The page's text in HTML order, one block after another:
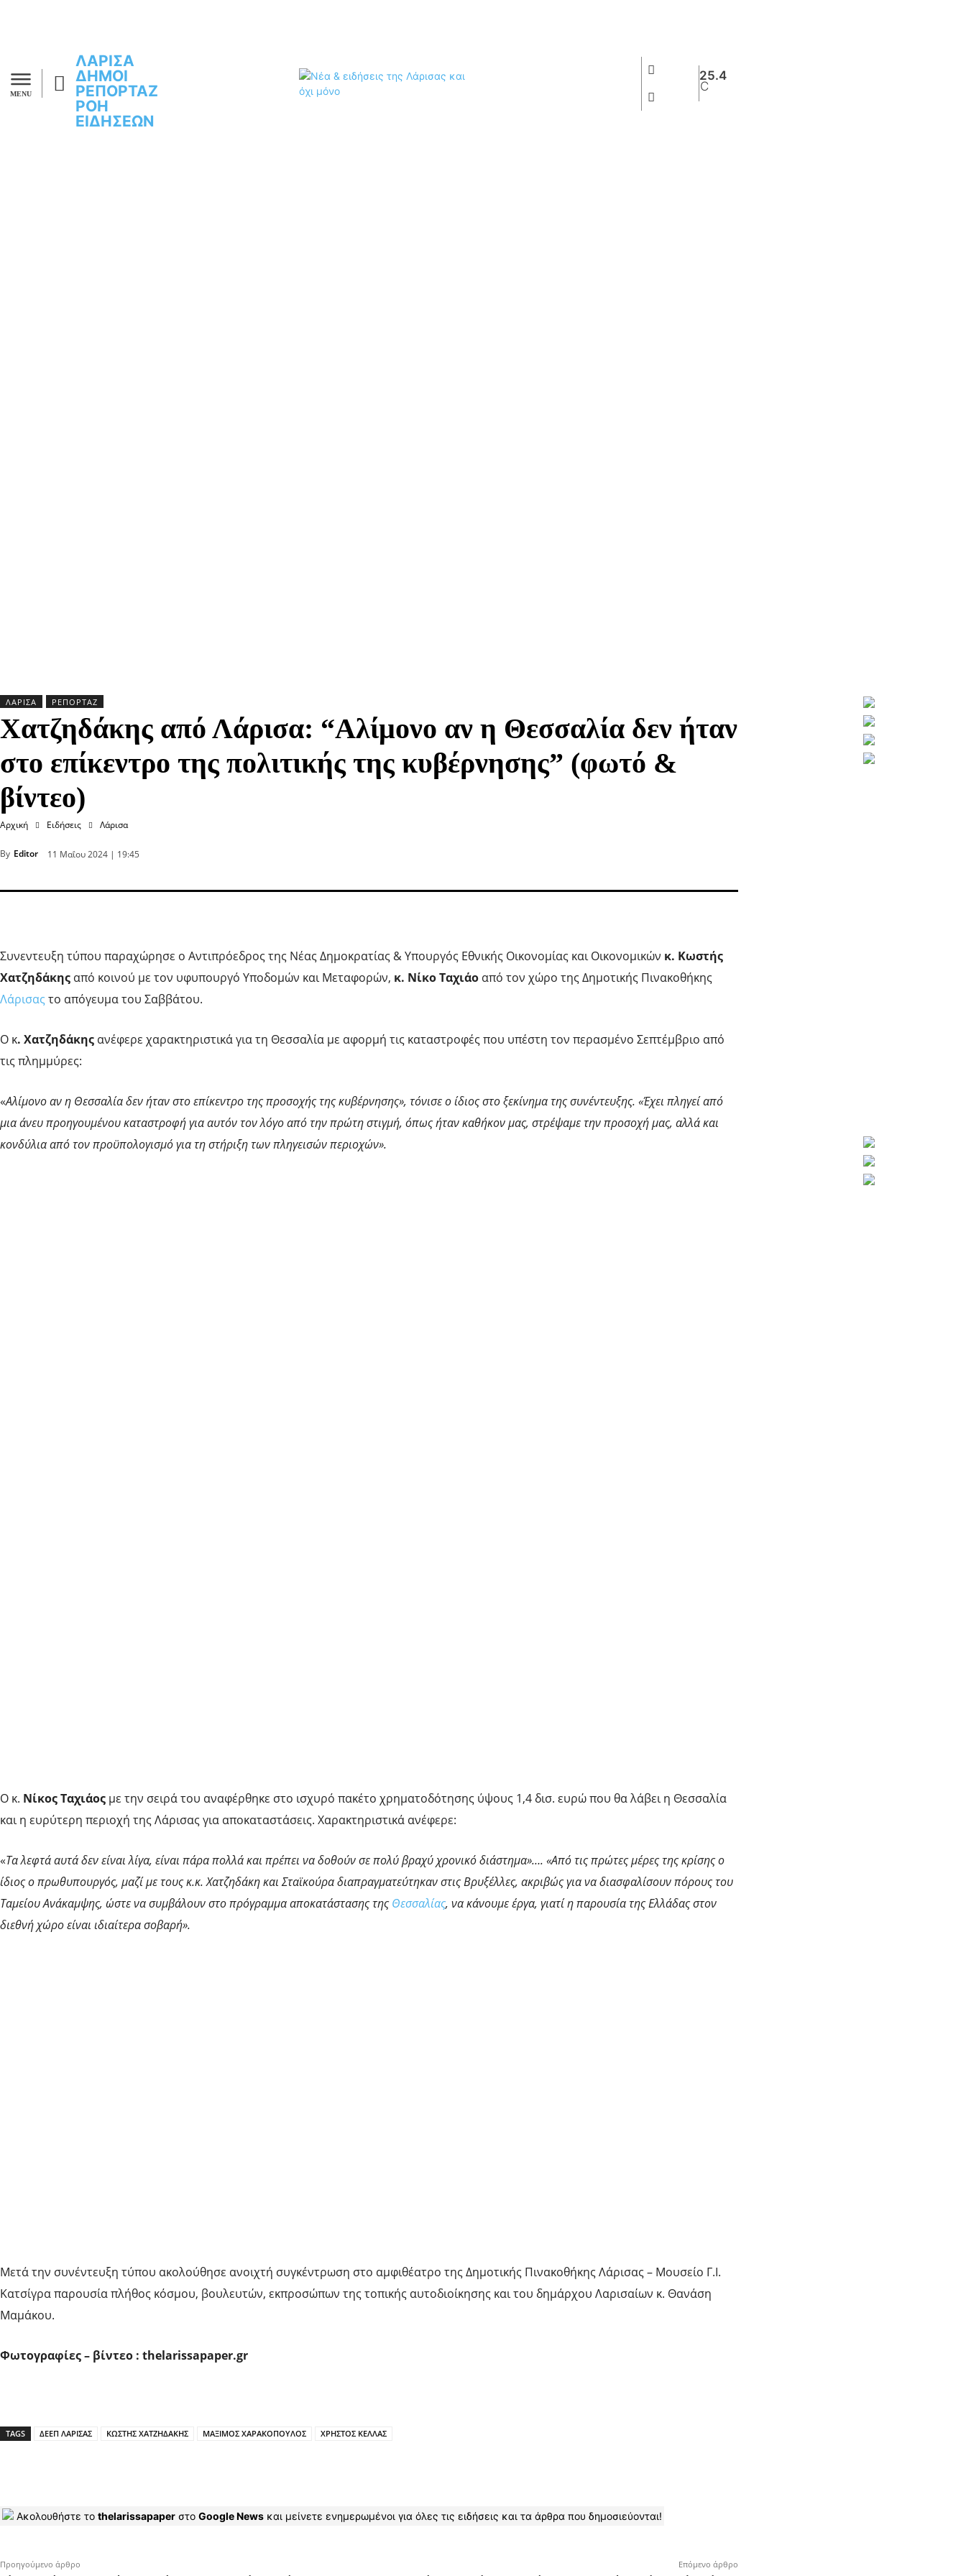
MENU
ΛΑΡΙΣΑ
ΔΗΜΟΙ
ΡΕΠΟΡΤΑΖ
ΡΟΗ
ΕΙΔΗΣΕΩΝ
25.4
C
ΛΆΡΙΣΑ ΡΕΠΟΡΤΆΖ
Χατζηδάκης από Λάρισα: “Αλίμονο αν η Θεσσαλία δεν ήταν
στο επίκεντρο της πολιτικής της κυβέρνησης” (φωτό &
βίντεο)
Αρχική Ειδήσεις Λάρισα
By Editor 11 Μαΐου 2024 | 19:45
Συνεντευξη τύπου παραχώρησε ο Αντιπρόεδρος της Νέας Δημοκρατίας & Υπουργός Εθνικής Οικονομίας και Οικονομικών κ. Κωστής
Χατζηδάκης από κοινού με τον υφυπουργό Υποδομών και Μεταφορών, κ. Νίκο Ταχιάο από τον χώρο της Δημοτικής Πινακοθήκης
Λάρισας το απόγευμα του Σαββάτου.
Ο κ. Χατζηδάκης ανέφερε χαρακτηριστικά για τη Θεσσαλία με αφορμή τις καταστροφές που υπέστη τον περασμένο Σεπτέμβριο από
τις πλημμύρες:
«Αλίμονο αν η Θεσσαλία δεν ήταν στο επίκεντρο της προσοχής της κυβέρνησης», τόνισε ο ίδιος στο ξεκίνημα της συνέντευξης. «Έχει πληγεί από
μια άνευ προηγουμένου καταστροφή για αυτόν τον λόγο από την πρώτη στιγμή, όπως ήταν καθήκον μας, στρέψαμε την προσοχή μας, αλλά και
κονδύλια από τον προϋπολογισμό για τη στήριξη των πληγεισών περιοχών».
Ο κ. Νίκος Ταχιάος με την σειρά του αναφέρθηκε στο ισχυρό πακέτο χρηματοδότησης ύψους 1,4 δισ. ευρώ που θα λάβει η Θεσσαλία
και η ευρύτερη περιοχή της Λάρισας για αποκαταστάσεις. Χαρακτηριστικά ανέφερε:
«Τα λεφτά αυτά δεν είναι λίγα, είναι πάρα πολλά και πρέπει να δοθούν σε πολύ βραχύ χρονικό διάστημα»…. «Από τις πρώτες μέρες της κρίσης ο
ίδιος ο πρωθυπουργός, μαζί με τους κ.κ. Χατζηδάκη και Σταϊκούρα διαπραγματεύτηκαν στις Βρυξέλλες, ακριβώς για να διασφαλίσουν πόρους του
Ταμείου Ανάκαμψης, ώστε να συμβάλουν στο πρόγραμμα αποκατάστασης τηςΘεσσαλίας, να κάνουμε έργα, γιατί η παρουσία της Ελλάδας στον
διεθνή χώρο είναι ιδιαίτερα σοβαρή».
Μετά την συνέντευξη τύπου ακολούθησε ανοιχτή συγκέντρωση στο αμφιθέατρο της Δημοτικής Πινακοθήκης Λάρισας – Μουσείο Γ.Ι.
Κατσίγρα παρουσία πλήθος κόσμου, βουλευτών, εκπροσώπων της τοπικής αυτοδιοίκησης και του δημάρχου Λαρισαίων κ. Θανάση
Μαμάκου.
Φωτογραφίες – βίντεο : thelarissapaper.gr
TAGS ΔΕΕΠ ΛΑΡΙΣΑΣ ΚΩΣΤΗΣ ΧΑΤΖΗΔΑΚΗΣ ΜΑΞΙΜΟΣ ΧΑΡΑΚΟΠΟΥΛΟΣ ΧΡΗΣΤΟΣ ΚΕΛΛΑΣ
Ακολουθήστε το thelarissapaper στο Google News και μείνετε ενημερωμένοι για όλες τις ειδήσεις και τα άρθρα που δημοσιεύονται!
Προηγούμενο άρθρο Επόμενο άρθρο